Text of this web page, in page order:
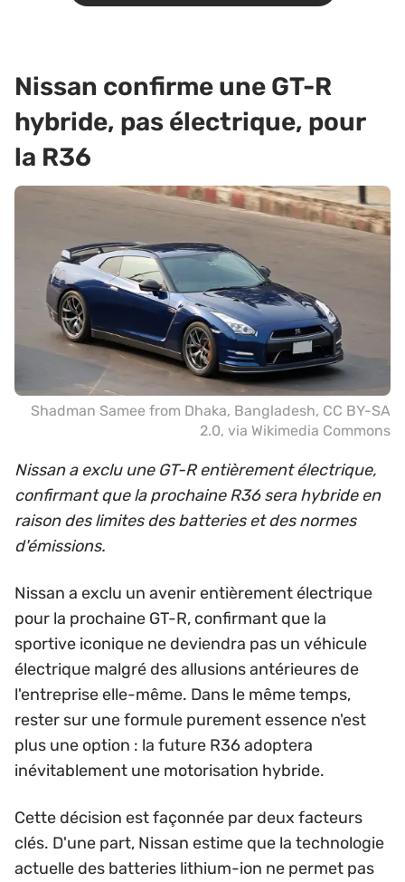
Nissan confirme une GT-R
hybride, pas électrique, pour
la R36
Shadman Samee from Dhaka, Bangladesh, CC BY-SA
2.0, via Wikimedia Commons
Nissan a exclu une GT-R entièrement électrique,
confirmant que la prochaine R36 sera hybride en
raison des limites des batteries et des normes
d'émissions.
Nissan a exclu un avenir entièrement électrique
pour la prochaine GT-R, confirmant que la
sportive iconique ne deviendra pas un véhicule
électrique malgré des allusions antérieures de
l'entreprise elle-même. Dans le même temps,
rester sur une formule purement essence n'est
plus une option : la future R36 adoptera
inévitablement une motorisation hybride.
Cette décision est façonnée par deux facteurs
clés. D'une part, Nissan estime que la technologie
actuelle des batteries lithium-ion ne permet pas